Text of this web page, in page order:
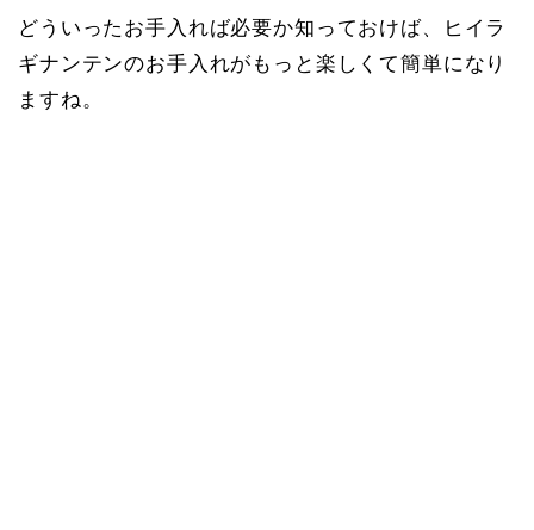
どういったお手入れば必要か知っておけば、ヒイラ
ギナンテンのお手入れがもっと楽しくて簡単になり
ますね。